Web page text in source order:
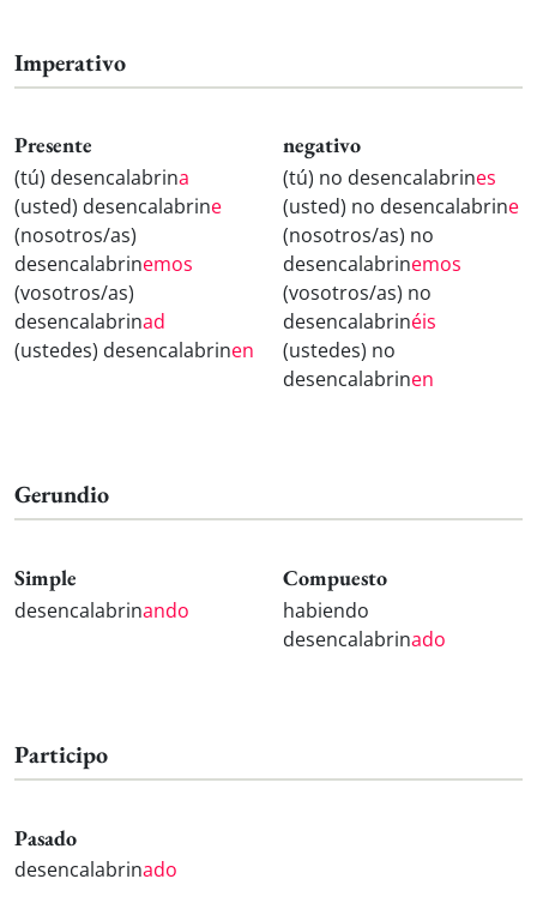
Imperativo
Presente
(tú) desencalabrina
(usted) desencalabrine
(nosotros/as)
desencalabrinemos
(vosotros/as)
desencalabrinad
(ustedes) desencalabrinen
negativo
(tú) no desencalabrines
(usted) no desencalabrine
(nosotros/as) no
desencalabrinemos
(vosotros/as) no
desencalabrinéis
(ustedes) no
desencalabrinen
Gerundio
Simple
desencalabrinando
Compuesto
habiendo
desencalabrinado
Participo
Pasado
desencalabrinado